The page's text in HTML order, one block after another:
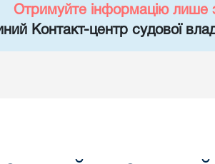
Отримуйте інформацію лише
Контакт-центр судової